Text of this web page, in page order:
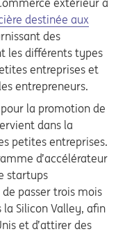
extérieur a
destinée aux
des
les différents types
entreprises et
entrepreneurs.
la promotion de
dans la
petites entreprises.
d’accélérateur
startups
passer trois mois
la Silicon Valley, afin
et d’attirer des